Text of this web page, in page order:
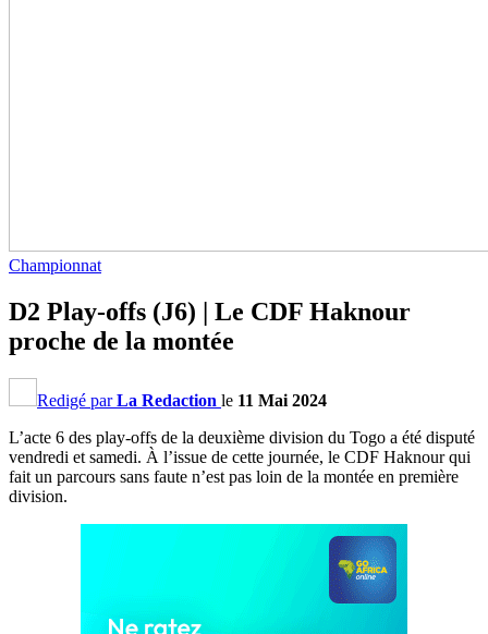
Championnat
D2 Play-offs (J6) | Le CDF Haknour
proche de la montée
Redigé parLa Redaction le 11 Mai 2024
L’acte 6 des play-offs de la deuxième division du Togo a été disputé
vendredi et samedi. À l’issue de cette journée, le CDF Haknour qui
fait un parcours sans faute n’est pas loin de la montée en première
division.